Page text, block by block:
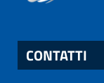
CONTATTI